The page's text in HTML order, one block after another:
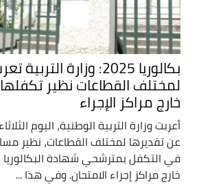
بكالوريا 2025: وزارة
لمختلف القطاعات نظير تكفلها
خارج مراكز الإجراء
أعربت وزارة التربية الوطنية، اليوم
عن تقديرها لمختلف القطاعات، نظير
خارج مراكز إجراء الامتحان. وفي هذا ...